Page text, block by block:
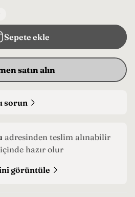
Sepete ekle
satın alın
sorun
adresinden teslim alınabilir
hazır olur
görüntüle